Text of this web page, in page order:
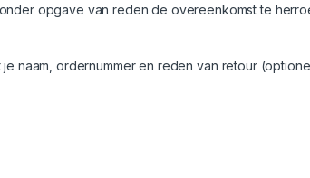
opgave van reden de overeenkomst te
je naam, ordernummer en reden van retour